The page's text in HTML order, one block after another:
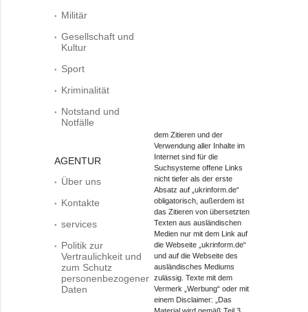
Militär
Gesellschaft und
Kultur
Sport
Kriminalität
Notstand und
Notfälle
AGENTUR
Über uns
Kontakte
services
Politik zur
Vertraulichkeit und
zum Schutz
personenbezogener
Daten
dem Zitieren und der
Verwendung aller Inhalte im
Internet sind für die
Suchsysteme offene Links
nicht tiefer als der erste
Absatz auf „ukrinform.de“
obligatorisch, außerdem ist
das Zitieren von übersetzten
Texten aus ausländischen
Medien nur mit dem Link auf
die Webseite „ukrinform.de“
und auf die Webseite des
ausländisches Mediums
zulässig. Texte mit dem
Vermerk „Werbung“ oder mit
einem Disclaimer: „Das
Material wird gemäß Teil 3